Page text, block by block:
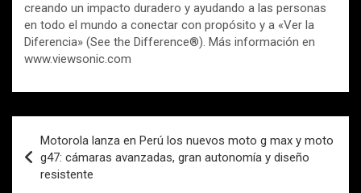
creando un impacto duradero y ayudando a las personas
en todo el mundo a conectar con propósito y a «Ver la
Diferencia» (See the Difference®). Más información en
www.viewsonic.com
de
entradas
Motorola lanza en Perú los nuevos moto g max y moto
g47: cámaras avanzadas, gran autonomía y diseño
resistente